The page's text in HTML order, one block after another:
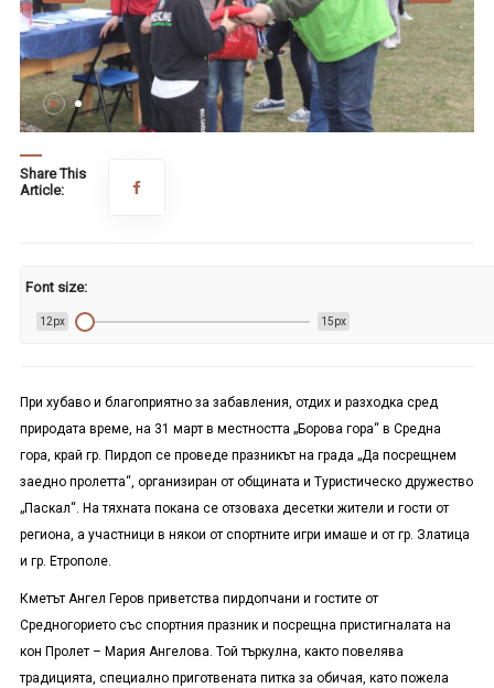
Share This
Article:
Font size:
12px 15px
При хубаво и благоприятно за забавления, отдих и разходка сред
природата време, на 31 март в местността „Борова гора“ в Средна
гора, край гр. Пирдоп се проведе празникът на града „Да посрещнем
заедно пролетта“, организиран от общината и Туристическо дружество
„Паскал“. На тяхната покана се отзоваха десетки жители и гости от
региона, а участници в някои от спортните игри имаше и от гр. Златица
и гр. Етрополе.
Кметът Ангел Геров приветства пирдопчани и гостите от
Средногорието със спортния празник и посрещна пристигналата на
кон Пролет – Мария Ангелова. Той търкулна, както повелява
традицията, специално приготвената питка за обичая, като пожела